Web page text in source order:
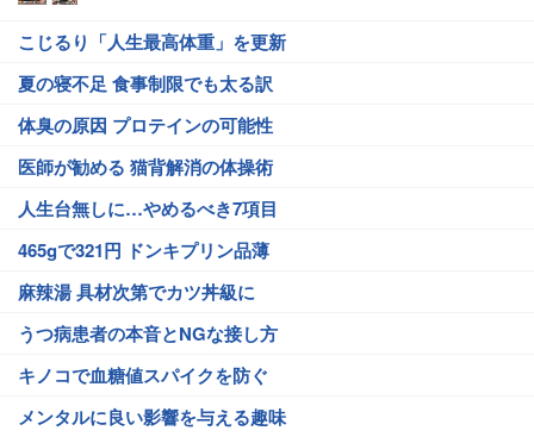
こじるり「人生最高体重」を更新
夏の寝不足 食事制限でも太る訳
体臭の原因 プロテインの可能性
医師が勧める 猫背解消の体操術
人生台無しに…やめるべき7項目
465gで321円 ドンキプリン品薄
麻辣湯 具材次第でカツ丼級に
うつ病患者の本音とNGな接し方
キノコで血糖値スパイクを防ぐ
メンタルに良い影響を与える趣味